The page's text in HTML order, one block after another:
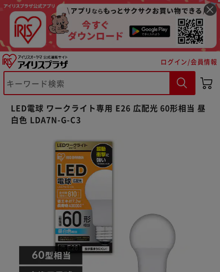
ログイン/会員情報
LED電球 ワークライト専用 E26 広配光 60形相当 昼
白色 LDA7N-G-C3
※ご確認ください
カートに入れる